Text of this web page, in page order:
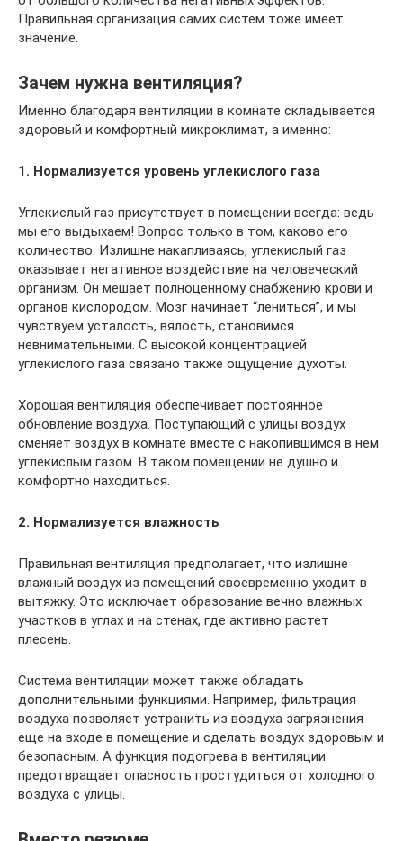
Правильная организация самих систем тоже имеет
значение.
Зачем нужна вентиляция?
Именно благодаря вентиляции в комнате складывается
здоровый и комфортный микроклимат, а именно:
1. Нормализуется уровень углекислого газа
Углекислый газ присутствует в помещении всегда: ведь
мы его выдыхаем! Вопрос только в том, каково его
количество. Излишне накапливаясь, углекислый газ
оказывает негативное воздействие на человеческий
организм. Он мешает полноценному снабжению крови и
органов кислородом. Мозг начинает “лениться”, и мы
чувствуем усталость, вялость, становимся
невнимательными. С высокой концентрацией
углекислого газа связано также ощущение духоты.
Хорошая вентиляция обеспечивает постоянное
обновление воздуха. Поступающий с улицы воздух
сменяет воздух в комнате вместе с накопившимся в нем
углекислым газом. В таком помещении не душно и
комфортно находиться.
2. Нормализуется влажность
Правильная вентиляция предполагает, что излишне
влажный воздух из помещений своевременно уходит в
вытяжку. Это исключает образование вечно влажных
участков в углах и на стенах, где активно растет
плесень.
Система вентиляции может также обладать
дополнительными функциями. Например, фильтрация
воздуха позволяет устранить из воздуха загрязнения
еще на входе в помещение и сделать воздух здоровым и
безопасным. А функция подогрева в вентиляции
предотвращает опасность простудиться от холодного
воздуха с улицы.